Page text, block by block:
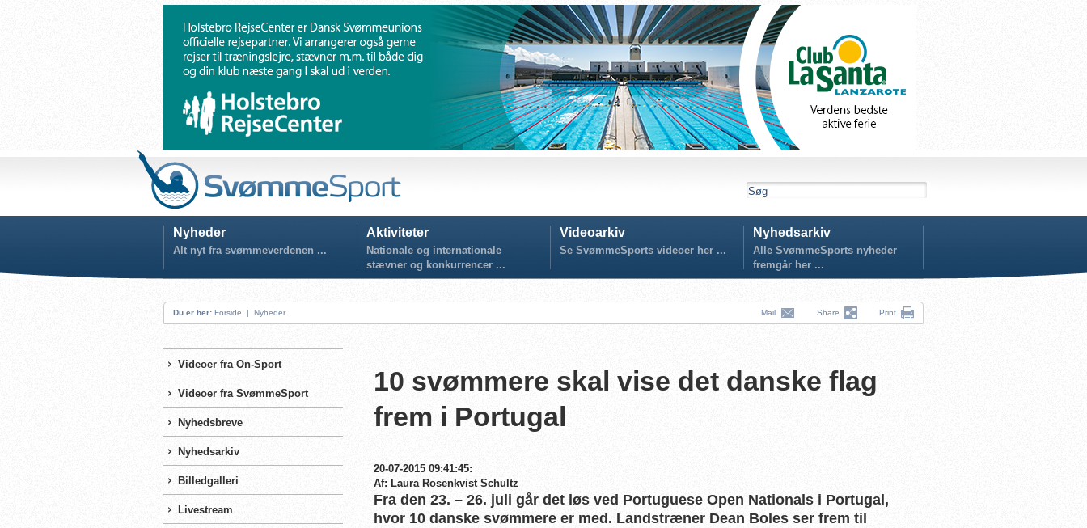
Nyheder
Alt nyt fra svømmeverdenen ...
Aktiviteter
Nationale og internationale
stævner og konkurrencer ...
Videoarkiv
Se SvømmeSports videoer her ...
Nyhedsarkiv
Alle SvømmeSports nyheder
fremgår her ...
Du er her: Forside | Nyheder Mail Share Print
Videoer fra On-Sport
Videoer fra SvømmeSport
Nyhedsbreve
Nyhedsarkiv
Billedgalleri
Livestream
10 svømmere skal vise det danske flag
frem i Portugal
20-07-2015 09:41:45:
Af: Laura Rosenkvist Schultz
Fra den 23. – 26. juli går det løs ved Portuguese Open Nationals i Portugal,
hvor 10 danske svømmere er med. Landstræner Dean Boles ser frem til